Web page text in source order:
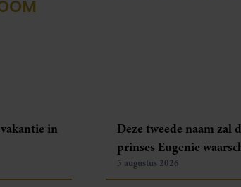
in
Deze tweede naam zal
prinses Eugenie
5 augustus 2026